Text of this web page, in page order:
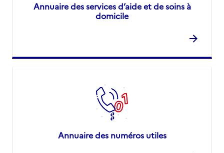
Annuaire des services d’aide et de soins à
domicile
Annuaire des numéros utiles